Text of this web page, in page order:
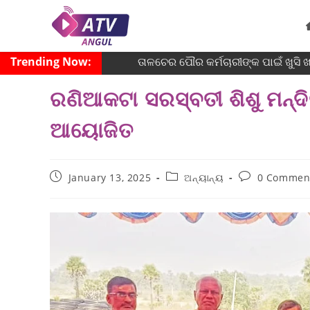
Trending Now: ତାଳଚେର ପୌର କର୍ମଚାରୀଙ୍କ ପାଇଁ ଖୁସି
ରଣିଆକଟା ସରସ୍ବତୀ ଶିଶୁ
ଆୟୋଜିତ
January 13, 2025 ଅନ୍ୟାନ୍ୟ 0